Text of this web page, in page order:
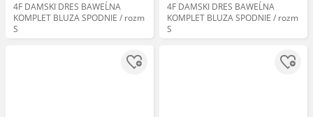
4F DAMSKI DRES BAWEĹNA
KOMPLET BLUZA SPODNIE / rozm
S
4F DAMSKI DRES BAWEĹNA
KOMPLET BLUZA SPODNIE / rozm
S